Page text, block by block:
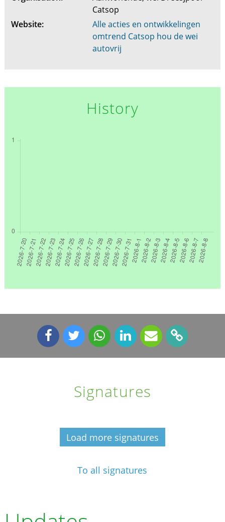
Catsop
Website:
Alle acties en ontwikkelingen
omtrend Catsop hou de wei
autovrij
History
Signatures
Load more signatures
To all signatures